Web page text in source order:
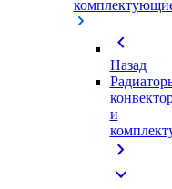
chevron_left
Назад
и
chevron_right
expand_more